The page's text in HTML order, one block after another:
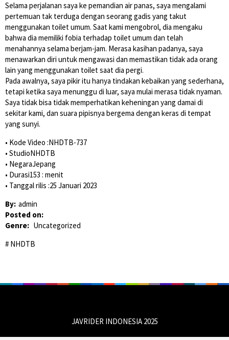
Selama perjalanan saya ke pemandian air panas, saya mengalami
pertemuan tak terduga dengan seorang gadis yang takut
menggunakan toilet umum. Saat kami mengobrol, dia mengaku
bahwa dia memiliki fobia terhadap toilet umum dan telah
menahannya selama berjam-jam. Merasa kasihan padanya, saya
menawarkan diri untuk mengawasi dan memastikan tidak ada orang
lain yang menggunakan toilet saat dia pergi.
Pada awalnya, saya pikir itu hanya tindakan kebaikan yang sederhana,
tetapi ketika saya menunggu di luar, saya mulai merasa tidak nyaman.
Saya tidak bisa tidak memperhatikan keheningan yang damai di
sekitar kami, dan suara pipisnya bergema dengan keras di tempat
yang sunyi.
• Kode Video :NHDTB-737
• StudioNHDTB
• NegaraJepang
• Durasi153 : menit
• Tanggal rilis :25 Januari 2023
By: admin
Posted on:
Genre: Uncategorized
NHDTB
JAVRIDER INDONESIA 2025